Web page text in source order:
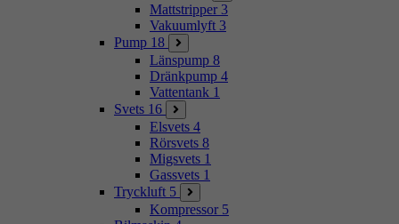
Mattstripper 3
Vakuumlyft 3
Pump 18
Länspump 8
Dränkpump 4
Vattentank 1
Svets 16
Elsvets 4
Rörsvets 8
Migsvets 1
Gassvets 1
Tryckluft 5
Kompressor 5